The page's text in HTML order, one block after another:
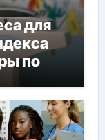
для
по